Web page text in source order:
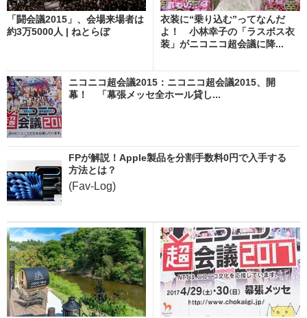
「闘会議2015」、会場来場者は
約3万5000人 | ねとらぼ
衣装に“乗り込む”ってなんだ
よ！ 小林幸子の「ラスボス衣
装」がニコニコ超会議に降...
ニコニコ超会議2015：ニコニコ超会議2015、開
幕！ 「幕張メッセ全ホール貸し...
FPが解説！Apple製品を分割手数料0円で入手する
方法とは？
(Fav-Log)